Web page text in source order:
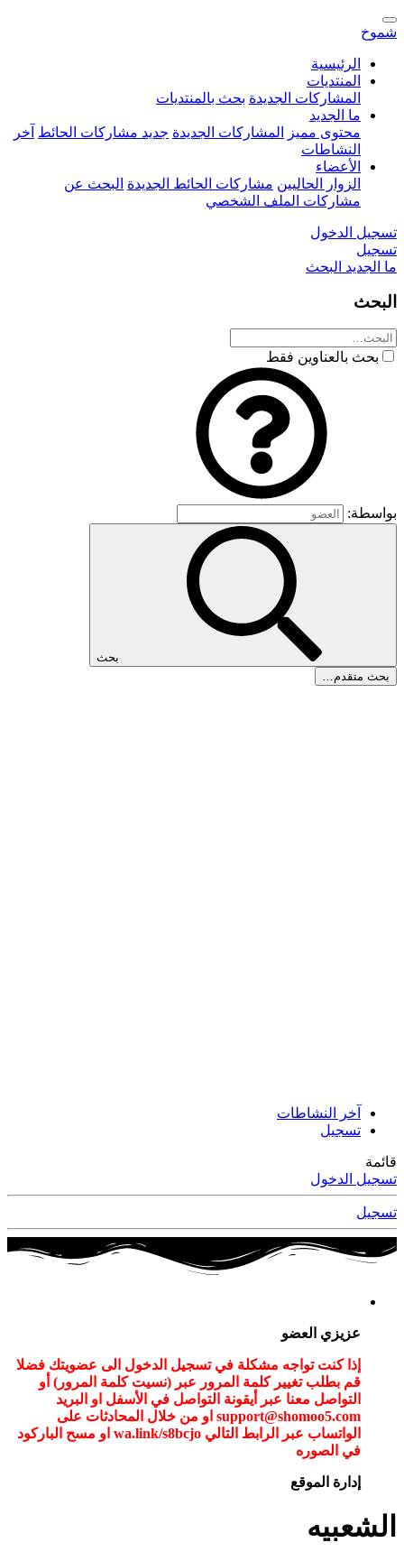
شموخ
الرئيسية
المنتديات
المشاركات الجديدة بحث بالمنتديات
ما الجديد
محتوى مميز
المشاركات الجديدة جديد مشاركات الحائط آخر
النشاطات
الأعضاء
الزوار الحاليين مشاركات الحائط الجديدة البحث عن
مشاركات الملف الشخصي
تسجيل الدخول
تسجيل
ما الجديد البحث
البحث
بحث بالعناوين فقط
بواسطة:
بحث
بحث متقدم…
آخر النشاطات
تسجيل
قائمة
تسجيل الدخول
تسجيل
عزيزي العضو
إذا كنت تواجه مشكلة في تسجيل الدخول الى عضويتك فضلا
قم بطلب تغيير كلمة المرور عبر (نسيت كلمة المرور) أو
التواصل معنا عبر أيقونة التواصل في الأسفل او البريد
support@shomoo5.com او من خلال المحادثات على
الواتساب عبر الرابط التالي wa.link/s8bcjo او مسح الباركود
في الصوره
إدارة الموقع
الشعبيه